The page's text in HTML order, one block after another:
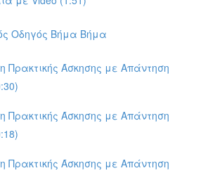
Οδηγός Βήμα Βήμα
Πρακτικής Άσκησης με Απάντηση
Πρακτικής Άσκησης με Απάντηση
Πρακτικής Άσκησης με Απάντηση